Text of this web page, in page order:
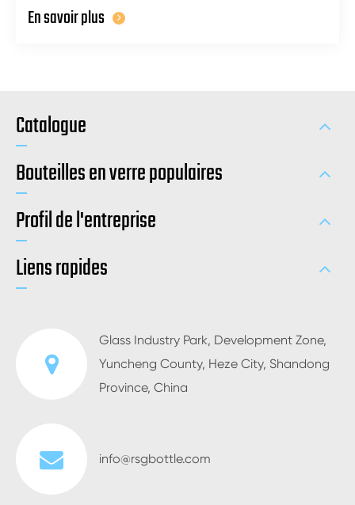
En savoir plus
Catalogue
Bouteilles en verre populaires
Profil de l'entreprise
Liens rapides
Glass Industry Park, Development Zone,
Yuncheng County, Heze City, Shandong
Province, China
info@rsgbottle.com